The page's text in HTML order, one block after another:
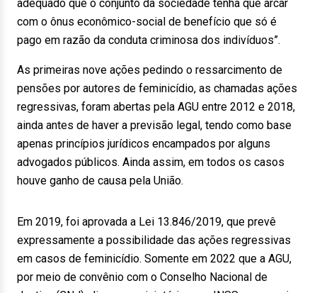
adequado que o conjunto da sociedade tenha que arcar
com o ônus econômico-social de benefício que só é
pago em razão da conduta criminosa dos indivíduos”.
As primeiras nove ações pedindo o ressarcimento de
pensões por autores de feminicídio, as chamadas ações
regressivas, foram abertas pela AGU entre 2012 e 2018,
ainda antes de haver a previsão legal, tendo como base
apenas princípios jurídicos encampados por alguns
advogados públicos. Ainda assim, em todos os casos
houve ganho de causa pela União.
Em 2019, foi aprovada a Lei 13.846/2019, que prevê
expressamente a possibilidade das ações regressivas
em casos de feminicídio. Somente em 2022 que a AGU,
por meio de convênio com o Conselho Nacional de